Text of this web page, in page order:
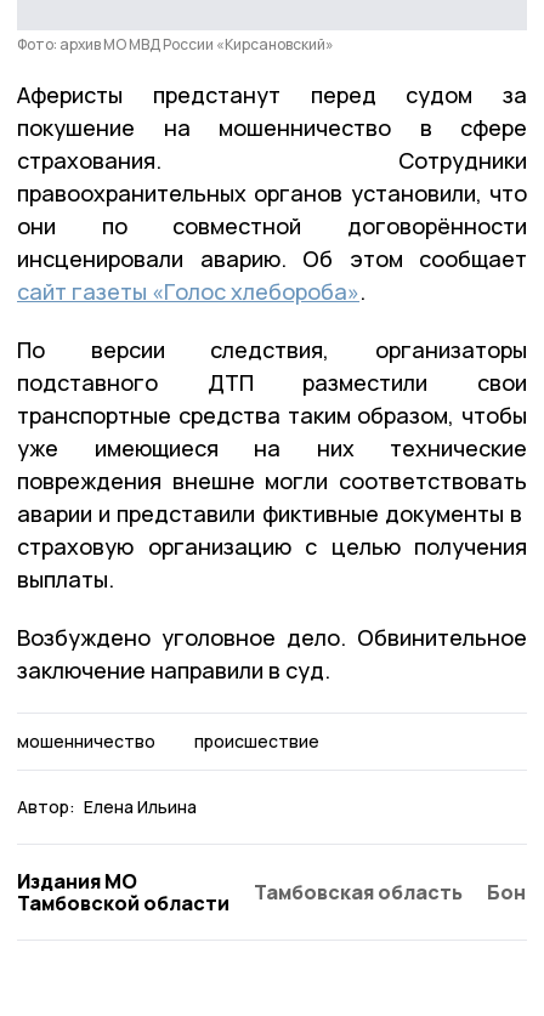
Фото: архив МО МВД России «Кирсановский»
Аферисты предстанут перед судом за
покушение на мошенничество в сфере
страхования. Сотрудники
правоохранительных органов установили, что
они по совместной договорённости
инсценировали аварию. Об этом сообщает
сайт газеты «Голос хлебороба».
По версии следствия, организаторы
подставного ДТП разместили свои
транспортные средства таким образом, чтобы
уже имеющиеся на них технические
повреждения внешне могли соответствовать
аварии и представили фиктивные документы в
страховую организацию с целью получения
выплаты.
Возбуждено уголовное дело. Обвинительное
заключение направили в суд.
мошенничество происшествие
Автор: Елена Ильина
Издания МО
Тамбовской области
Тамбовская область